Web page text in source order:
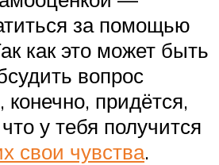
за помощью
как это может быть
вопрос
придётся,
у тебя получится
свои чувства.